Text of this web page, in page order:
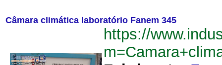
Câmara climática laboratório Fanem 345
https://